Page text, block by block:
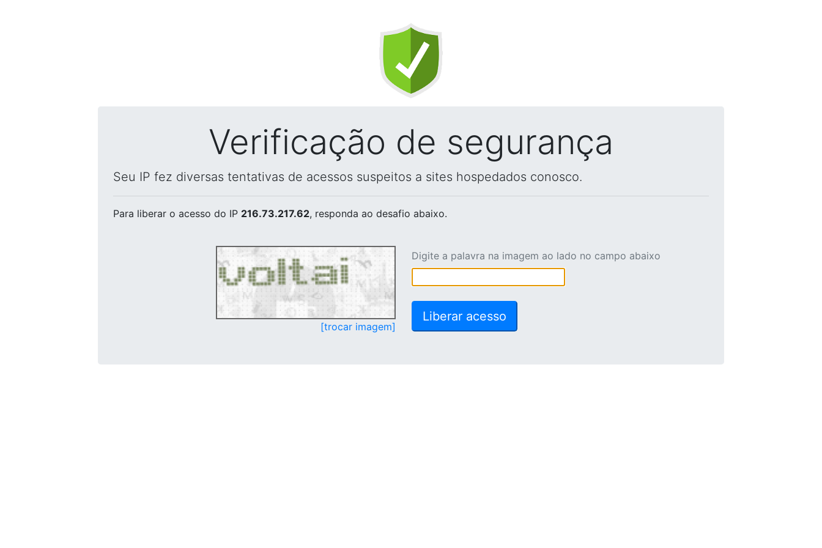
Verificação de segurança
Seu IP fez diversas tentativas de acessos suspeitos a sites hospedados conosco.
Para liberar o acesso do IP 216.73.217.62, responda ao desafio abaixo.
[trocar imagem]
Digite a palavra na imagem ao lado no campo abaixo